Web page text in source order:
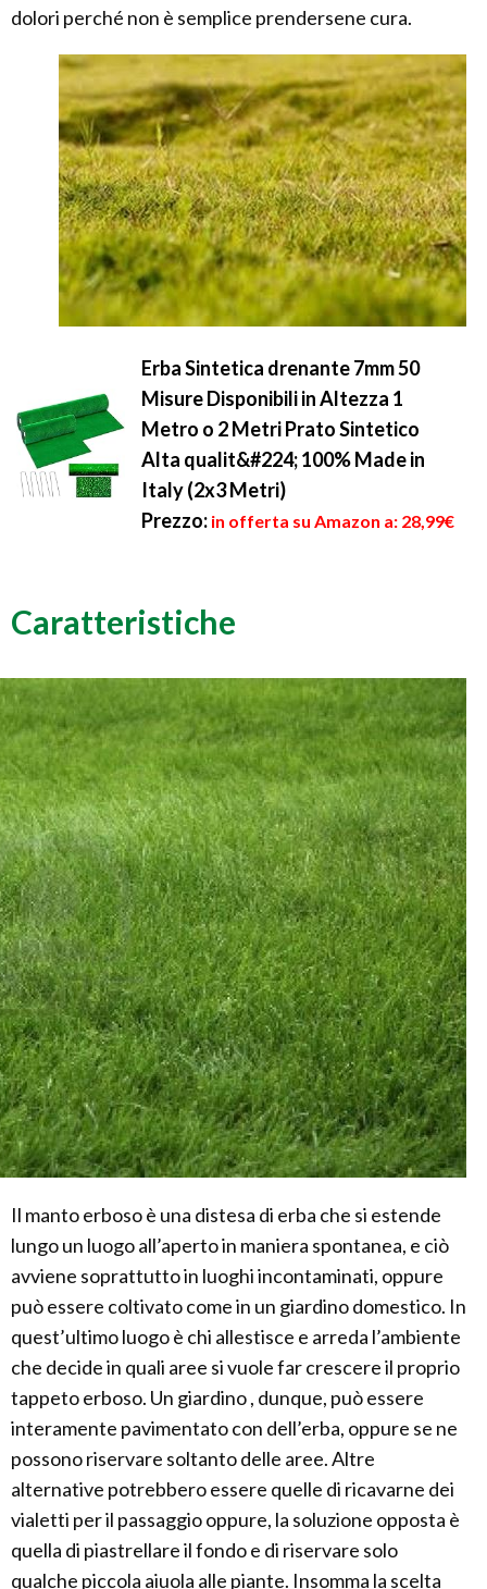
dolori perché non è semplice prendersene cura.
Erba Sintetica drenante 7mm 50
Misure Disponibili in Altezza 1
Metro o 2 Metri Prato Sintetico
Alta qualit&#224; 100% Made in
Italy (2x3 Metri)
Prezzo: in offerta su Amazon a: 28,99€
Caratteristiche
Il manto erboso è una distesa di erba che si estende
lungo un luogo all’aperto in maniera spontanea, e ciò
avviene soprattutto in luoghi incontaminati, oppure
può essere coltivato come in un giardino domestico. In
quest’ultimo luogo è chi allestisce e arreda l’ambiente
che decide in quali aree si vuole far crescere il proprio
tappeto erboso. Un giardino , dunque, può essere
interamente pavimentato con dell’erba, oppure se ne
possono riservare soltanto delle aree. Altre
alternative potrebbero essere quelle di ricavarne dei
vialetti per il passaggio oppure, la soluzione opposta è
quella di piastrellare il fondo e di riservare solo
qualche piccola aiuola alle piante. Insomma la scelta